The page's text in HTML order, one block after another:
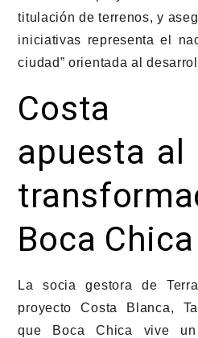
titulación de terrenos, y
iniciativas representa el
ciudad” orientada al
Costa
apuesta al
Boca Chica
La socia gestora de
proyecto Costa Blanca,
que Boca Chica vive